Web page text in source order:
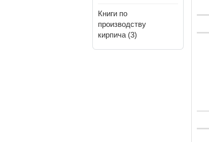
Книги по
производству
кирпича (3)